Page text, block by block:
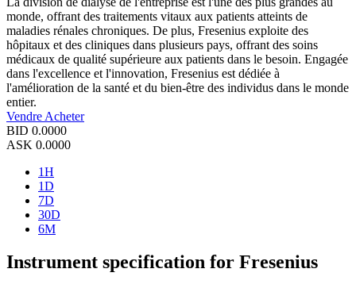
monde, offrant des traitements vitaux aux patients atteints de
maladies rénales chroniques. De plus, Fresenius exploite des
hôpitaux et des cliniques dans plusieurs pays, offrant des soins
médicaux de qualité supérieure aux patients dans le besoin. Engagée
dans l'excellence et l'innovation, Fresenius est dédiée à
l'amélioration de la santé et du bien-être des individus dans le monde
entier.
Vendre Acheter
BID 0.0000
ASK 0.0000
1H
1D
7D
30D
6M
Instrument specification for Fresenius